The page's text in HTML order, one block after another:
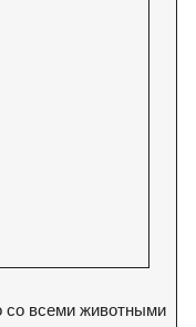
всеми животными